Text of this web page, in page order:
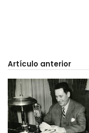
Artículo anterior